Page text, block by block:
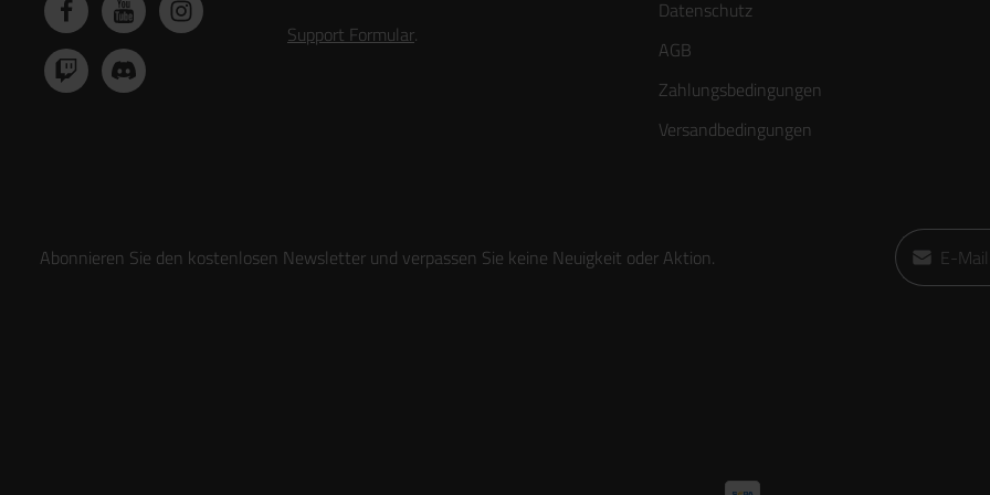
Abonnieren Sie den kostenlosen Newsletter und verpassen Sie keine Neuigkeit oder Aktion.
E-Mail-
Support Formular.
Datenschutz
AGB
Zahlungsbedingungen
Versandbedingungen